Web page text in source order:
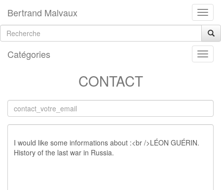
Bertrand Malvaux
Catégories
CONTACT